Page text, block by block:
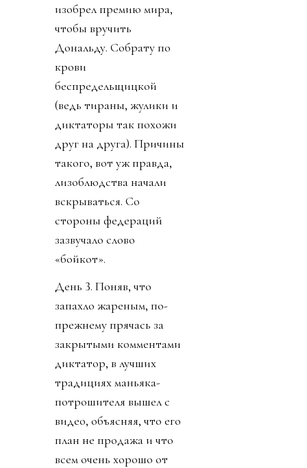
изобрел премию мира,
чтобы вручить
Дональду. Собрату по
крови
беспредельщицкой
(ведь тираны, жулики и
диктаторы так похожи
друг на друга). Причины
такого, вот уж правда,
лизоблюдства начали
вскрываться. Со
стороны федераций
зазвучало слово
«бойкот».
День 3. Поняв, что
запахло жареным, по-
прежнему прячась за
закрытыми комментами
диктатор, в лучших
традициях маньяка-
потрошителя вышел с
видео, объясняя, что его
план не продажа и что
всем очень хорошо от